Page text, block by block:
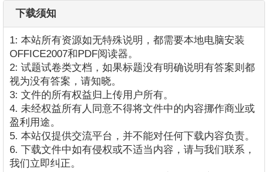
下载须知
1: 本站所有资源如无特殊说明，都需要本地电脑安装
OFFICE2007和PDF阅读器。
2: 试题试卷类文档，如果标题没有明确说明有答案则都
视为没有答案，请知晓。
3: 文件的所有权益归上传用户所有。
4. 未经权益所有人同意不得将文件中的内容挪作商业或
盈利用途。
5. 本站仅提供交流平台，并不能对任何下载内容负责。
6. 下载文件中如有侵权或不适当内容，请与我们联系，
我们立即纠正。